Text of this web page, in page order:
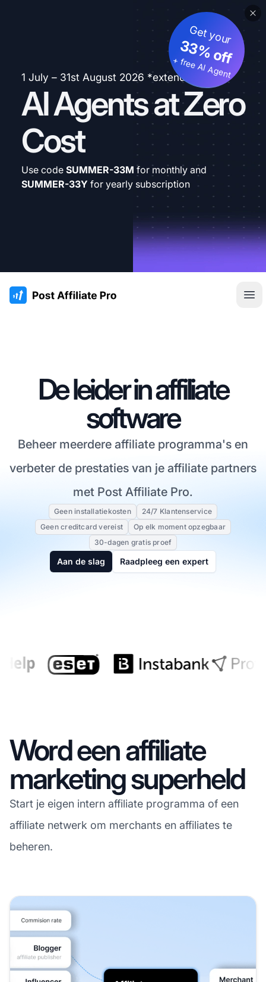
1 July – 31st August 2026 *extended
AI Agents at Zero
Cost
Get your
33% off
+ free AI Agent
Use code SUMMER-33M for monthly and
SUMMER-33Y for yearly subscription
:site.title
De leider in affiliate
software
Beheer meerdere affiliate programma's en
verbeter de prestaties van je affiliate partners
met Post Affiliate Pro.
Geen installatiekosten
24/7 Klantenservice
Geen creditcard vereist
Op elk moment opzegbaar
30-dagen gratis proef
Aan de slag Raadpleeg een expert
Word een affiliate
marketing superheld
Start je eigen intern affiliate programma of een
affiliate netwerk om merchants en affiliates te
beheren.